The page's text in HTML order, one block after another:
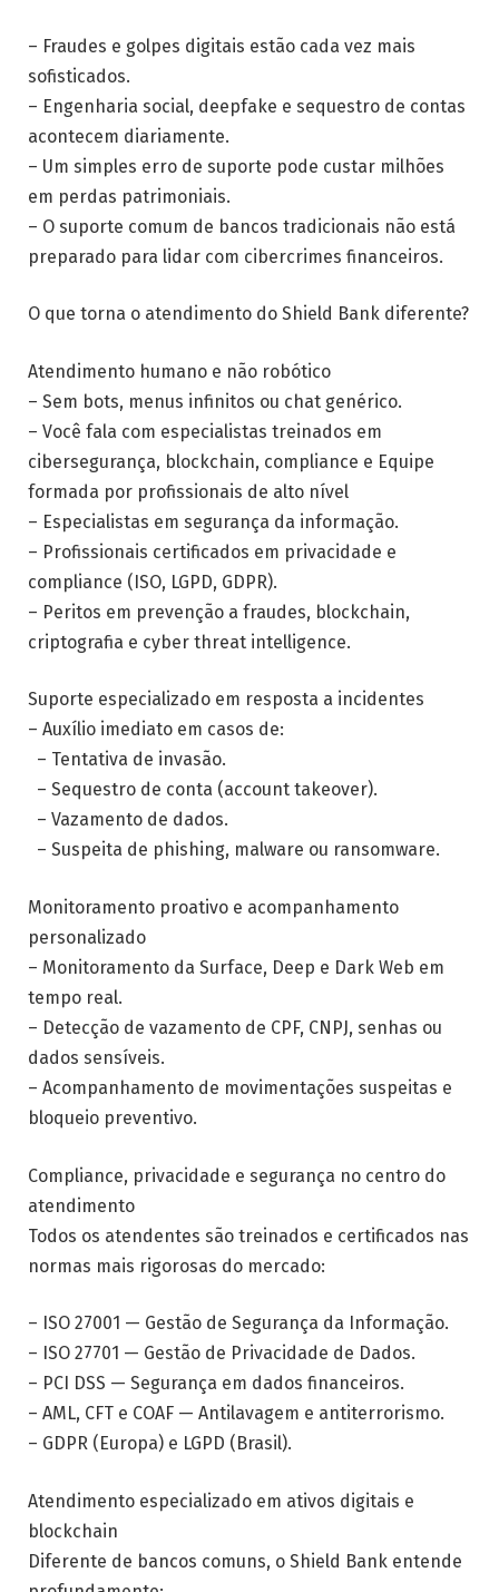
– Fraudes e golpes digitais estão cada vez mais
sofisticados.
– Engenharia social, deepfake e sequestro de contas
acontecem diariamente.
– Um simples erro de suporte pode custar milhões
em perdas patrimoniais.
– O suporte comum de bancos tradicionais não está
preparado para lidar com cibercrimes financeiros.
O que torna o atendimento do Shield Bank diferente?
Atendimento humano e não robótico
– Sem bots, menus infinitos ou chat genérico.
– Você fala com especialistas treinados em
cibersegurança, blockchain, compliance e Equipe
formada por profissionais de alto nível
– Especialistas em segurança da informação.
– Profissionais certificados em privacidade e
compliance (ISO, LGPD, GDPR).
– Peritos em prevenção a fraudes, blockchain,
criptografia e cyber threat intelligence.
Suporte especializado em resposta a incidentes
– Auxílio imediato em casos de:
– Tentativa de invasão.
– Sequestro de conta (account takeover).
– Vazamento de dados.
– Suspeita de phishing, malware ou ransomware.
Monitoramento proativo e acompanhamento
personalizado
– Monitoramento da Surface, Deep e Dark Web em
tempo real.
– Detecção de vazamento de CPF, CNPJ, senhas ou
dados sensíveis.
– Acompanhamento de movimentações suspeitas e
bloqueio preventivo.
Compliance, privacidade e segurança no centro do
atendimento
Todos os atendentes são treinados e certificados nas
normas mais rigorosas do mercado:
– ISO 27001 — Gestão de Segurança da Informação.
– ISO 27701 — Gestão de Privacidade de Dados.
– PCI DSS — Segurança em dados financeiros.
– AML, CFT e COAF — Antilavagem e antiterrorismo.
– GDPR (Europa) e LGPD (Brasil).
Atendimento especializado em ativos digitais e
blockchain
Diferente de bancos comuns, o Shield Bank entende